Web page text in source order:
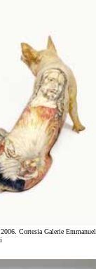
Cortesia Galerie Emmanuel